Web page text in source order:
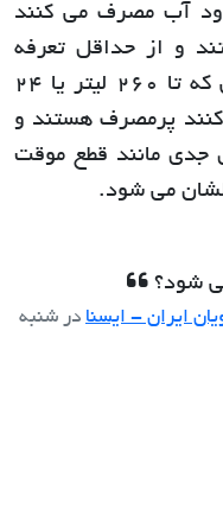
آب مصرف می کنند
و از حداقل تعرفه
برخوردار می شوند اما مشترکینی که تا 260 لیتر یا 24
کنند پرمصرف هستند و
جدی مانند قطع موقت
می شود.
شود؟
ایران - ایسنا در شنبه